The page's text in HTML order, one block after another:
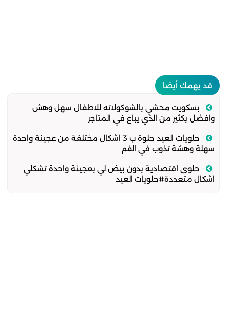
قد يهمك أيضا
بسكويت محشي بالشوكولاته للاطفال سهل وهش
وافضل بكثير من الذي يباع في المتاجر
حلويات العيد حلوة ب 3 اشكال مختلفة من عجينة واحدة
سهلة وهشة تذوب في الفم
حلوى اقتصادية بدون بيض لي بعجينة واحدة تشكلي
اشكال متعددة#حلويات العيد